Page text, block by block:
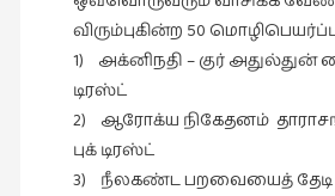
நேர்காணல்
படித்தவை
பயணங்கள்
விரும்புகின்ற 50
1) அக்னிநதி – குர்
டிரஸ்ட்
2) ஆரோக்ய நிகேதனம்
புக் டிரஸ்ட்
3) நீலகண்ட பறவையைத் தேடி